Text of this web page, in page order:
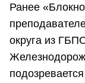
Ранее
округа из